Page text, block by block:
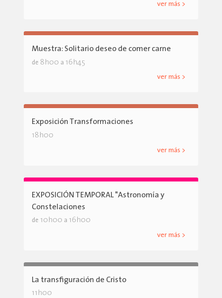
ver más >
Muestra: Solitario deseo de comer carne
de 8h00 a 16h45
ver más >
Exposición Transformaciones
18h00
ver más >
EXPOSICIÓN TEMPORAL "Astronomía y
Constelaciones
de 10h00 a 16h00
ver más >
La transfiguración de Cristo
11h00